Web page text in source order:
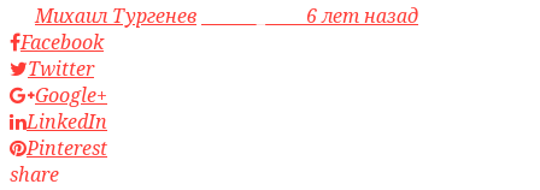
byМихаил Тургенев
6 лет назад
Facebook
Twitter
Google+
LinkedIn
Pinterest
share